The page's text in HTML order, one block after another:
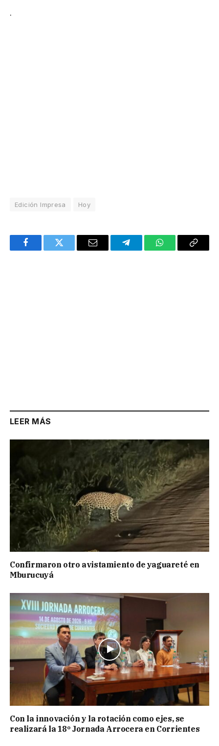
.
Edición Impresa Hoy
FacebookTwitter Email TelegramWhatsAppCopy
LEER MÁS
Confirmaron otro avistamiento de yaguareté en
Mburucuyá
Con la innovación y la rotación como ejes, se
realizará la 18º Jornada Arrocera en Corrientes